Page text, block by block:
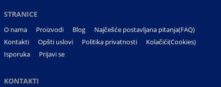
STRANICE
O nama Proizvodi Blog
Najčešće postavljana pitanja(FAQ)
Kontakti
Opšti uslovi Politika privatnosti
Kolačići(Cookies)
Isporuka
Prijavi se
KONTAKTI